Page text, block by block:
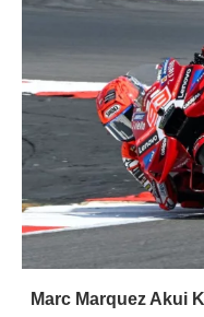
Marc Marquez Akui